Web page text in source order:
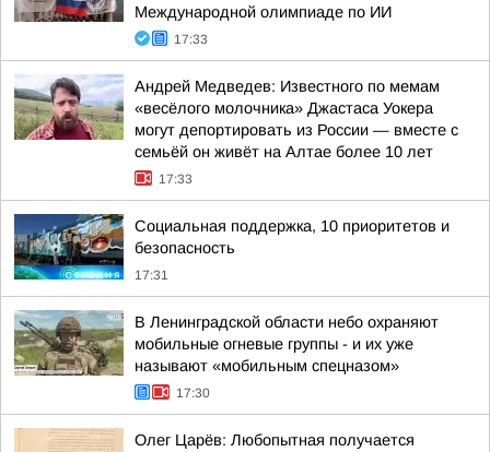
Международной олимпиаде по ИИ
17:33
Андрей Медведев: Известного по мемам
«весёлого молочника» Джастаса Уокера
могут депортировать из России — вместе с
семьёй он живёт на Алтае более 10 лет
17:33
Социальная поддержка, 10 приоритетов и
безопасность
17:31
В Ленинградской области небо охраняют
мобильные огневые группы - и их уже
называют «мобильным спецназом»
17:30
Олег Царёв: Любопытная получается